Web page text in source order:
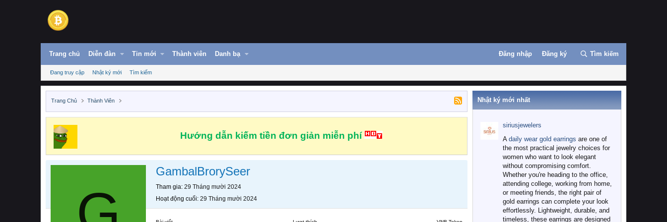
Trang chủ Diễn đàn Tin mới Thành viên Danh bạ Đăng nhập Đăng ký Tìm kiếm
Đang truy cập Nhật ký mới Tìm kiếm
Trang Chủ Thành Viên
Hướng dẫn kiếm tiền đơn giản miễn phí
GambalBrorySeer
Tham gia 29 Tháng mười 2024
Hoạt động cuối 29 Tháng mười 2024
Nhật ký mới nhất
siriusjewelers
A daily wear gold earrings are one of
the most practical jewelry choices for
women who want to look elegant
without compromising comfort.
Whether you're heading to the office,
attending college, working from home,
or meeting friends, the right pair of
gold earrings can complete your look
effortlessly. Lightweight, durable, and
timeless, these earrings are designed